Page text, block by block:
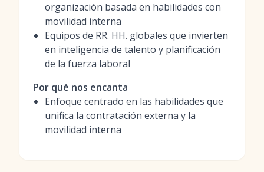
organización basada en habilidades con
movilidad interna
Equipos de RR. HH. globales que invierten
en inteligencia de talento y planificación
de la fuerza laboral
Por qué nos encanta
Enfoque centrado en las habilidades que
unifica la contratación externa y la
movilidad interna